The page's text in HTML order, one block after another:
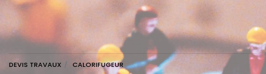
DEVIS TRAVAUX CALORIFUGEUR